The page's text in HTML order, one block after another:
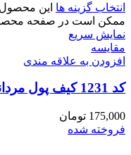
انتخاب گزینه ها این محصول
ممکن است در صفحه
نمایش سریع
مقايسه
افزودن به علاقه مندی
کد 1231 کیف پول مردانه جیبی نینو
175,000 تومان
فروخته شده